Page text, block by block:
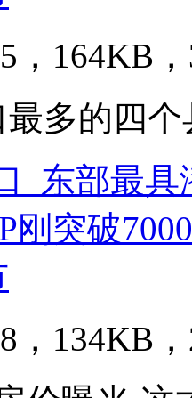
，164KB
多的四
，134KB